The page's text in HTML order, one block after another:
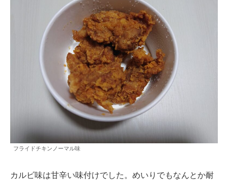
フライドチキンノーマル味
カルビ味は甘辛い味付けでした。めいりでもなんとか耐